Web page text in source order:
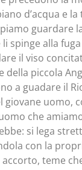
d’acqua e la
guardare
spinge alla
il viso
della piccola
a guadare il
giovane uomo,
che
si lega
con la
teme